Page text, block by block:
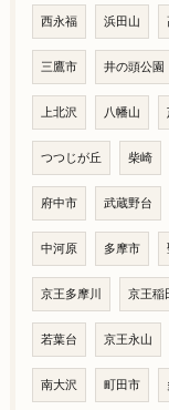
西永福 浜田山
三鷹市 井の頭公園
上北沢 八幡山
つつじが丘 柴崎
府中市 武蔵野台
中河原 多摩市
京王多摩川 京王稲
若葉台 京王永山
南大沢 町田市